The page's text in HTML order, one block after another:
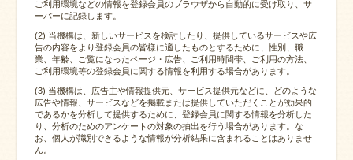
ご利用環境などの情報を登録会員のブラウザから自動的に受け取り、サ
ーバーに記録します。
(2) 当機構は、新しいサービスを検討したり、提供しているサービスや広
告の内容をより登録会員の皆様に適したものとするために、性別、職
業、年齢、ご覧になったページ・広告、ご利用時間帯、ご利用の方法、
ご利用環境等の登録会員に関する情報を利用する場合があります。
(3) 当機構は、広告主や情報提供元、サービス提供元などに、どのような
広告や情報、サービスなどを掲載または提供していただくことが効果的
であるかを分析して提供するために、登録会員に関する情報を分析した
り、分析のためのアンケートの対象の抽出を行う場合があります。な
お、個人が識別できるような情報が分析結果に含まれることはありませ
ん。